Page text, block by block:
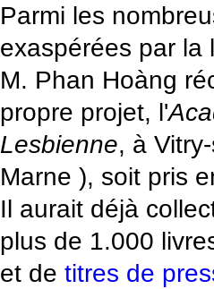
Parmi les
exaspérées par la
M. Phan Hoàng
propre projet, l'
Lesbienne, à
Marne ), soit pris
Il aurait déjà
plus de 1.000
et de titres de